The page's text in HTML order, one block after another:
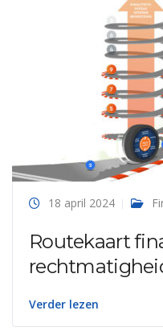
18 april 2024
Routekaart
Verder lezen